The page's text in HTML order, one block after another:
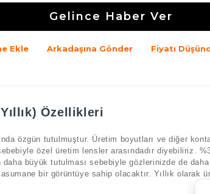
Gelince Haber Ver
Ekle Arkadaşına Gönder Fiyatı
Özellikleri
özgün tutulmuştur. Üretim boyutları ve diğer
özel üretim lensler arasındadır diyebiliriz.
büyük tutulması sebebiyle gözlerinizde de
bir görüntüye sahip olacaktır. Yıllık olarak